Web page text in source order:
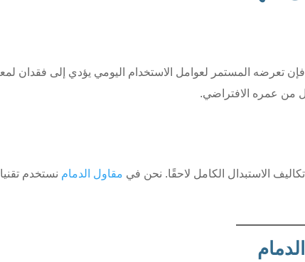
تعرضه المستمر لعوامل الاستخدام اليومي يؤدي إلى فقدان
من عمره الافتراضي.
الاستبدال الكامل لاحقًا. نحن في مقاول الدمام نستخدم